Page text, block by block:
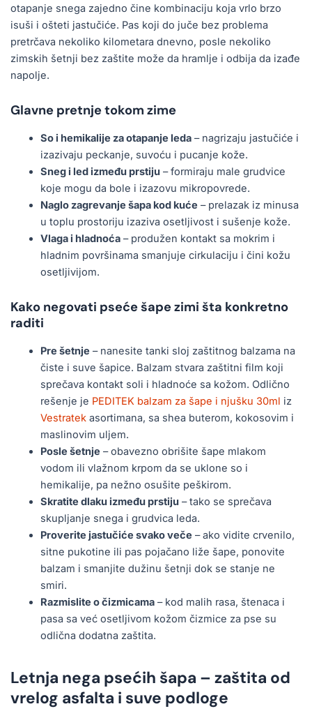
otapanje snega zajedno čine kombinaciju koja vrlo brzo
isuši i ošteti jastučiće. Pas koji do juče bez problema
pretrčava nekoliko kilometara dnevno, posle nekoliko
zimskih šetnji bez zaštite može da hramlje i odbija da izađe
napolje.
Glavne pretnje tokom zime
So i hemikalije za otapanje leda – nagrizaju jastučiće i
izazivaju peckanje, suvoću i pucanje kože.
Sneg i led između prstiju – formiraju male grudvice
koje mogu da bole i izazovu mikropovrede.
Naglo zagrevanje šapa kod kuće – prelazak iz minusa
u toplu prostoriju izaziva osetljivost i sušenje kože.
Vlaga i hladnoća – produžen kontakt sa mokrim i
hladnim površinama smanjuje cirkulaciju i čini kožu
osetljivijom.
Kako negovati pseće šape zimi šta konkretno
raditi
Pre šetnje – nanesite tanki sloj zaštitnog balzama na
čiste i suve šapice. Balzam stvara zaštitni film koji
sprečava kontakt soli i hladnoće sa kožom. Odlično
rešenje je PEDITEK balzam za šape i njušku 30ml iz
Vestratek asortimana, sa shea buterom, kokosovim i
maslinovim uljem.
Posle šetnje – obavezno obrišite šape mlakom
vodom ili vlažnom krpom da se uklone so i
hemikalije, pa nežno osušite peškirom.
Skratite dlaku između prstiju – tako se sprečava
skupljanje snega i grudvica leda.
Proverite jastučiće svako veče – ako vidite crvenilo,
sitne pukotine ili pas pojačano liže šape, ponovite
balzam i smanjite dužinu šetnji dok se stanje ne
smiri.
Razmislite o čizmicama – kod malih rasa, štenaca i
pasa sa već osetljivom kožom čizmice za pse su
odlična dodatna zaštita.
Letnja nega psećih šapa – zaštita od
vrelog asfalta i suve podloge